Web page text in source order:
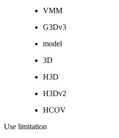
VMM
G3Dv3
model
3D
H3D
H3Dv2
HCOV
Use limitation